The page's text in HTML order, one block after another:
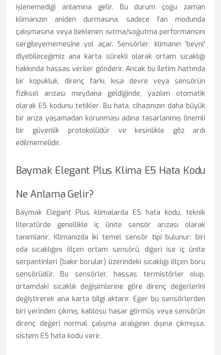
işlenemediği anlamına gelir. Bu durum çoğu zaman
klimanızın aniden durmasına, sadece fan modunda
çalışmasına veya beklenen ısıtma/soğutma performansını
sergileyememesine yol açar. Sensörler, klimanın 'beyni'
diyebileceğimiz ana karta sürekli olarak ortam sıcaklığı
hakkında hassas veriler gönderir. Ancak bu iletim hattında
bir kopukluk, direnç farkı, kısa devre veya sensörün
fiziksel arızası meydana geldiğinde, yazılım otomatik
olarak E5 kodunu tetikler. Bu hata, cihazınızın daha büyük
bir arıza yaşamadan korunması adına tasarlanmış önemli
bir güvenlik protokolüdür ve kesinlikle göz ardı
edilmemelidir.
Baymak Elegant Plus Klima E5 Hata Kodu
Ne Anlama Gelir?
Baymak Elegant Plus klimalarda E5 hata kodu, teknik
literatürde genellikle iç ünite sensör arızası olarak
tanımlanır. Klimanızda iki temel sensör tipi bulunur: biri
oda sıcaklığını ölçen ortam sensörü, diğeri ise iç ünite
serpantinleri (bakır borular) üzerindeki sıcaklığı ölçen boru
sensörüdür. Bu sensörler, hassas termistörler olup,
ortamdaki sıcaklık değişimlerine göre direnç değerlerini
değiştirerek ana karta bilgi aktarır. Eğer bu sensörlerden
biri yerinden çıkmış, kablosu hasar görmüş veya sensörün
direnç değeri normal çalışma aralığının dışına çıkmışsa,
sistem E5 hata kodu verir.